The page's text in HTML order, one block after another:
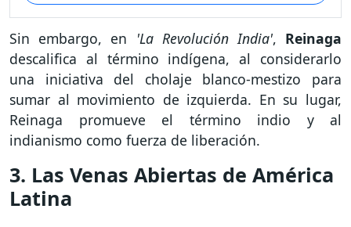
Sin embargo, en 'La Revolución India', Reinaga
descalifica al término indígena, al considerarlo
una iniciativa del cholaje blanco-mestizo para
sumar al movimiento de izquierda. En su lugar,
Reinaga promueve el término indio y al
indianismo como fuerza de liberación.
3. Las Venas Abiertas de América
Latina